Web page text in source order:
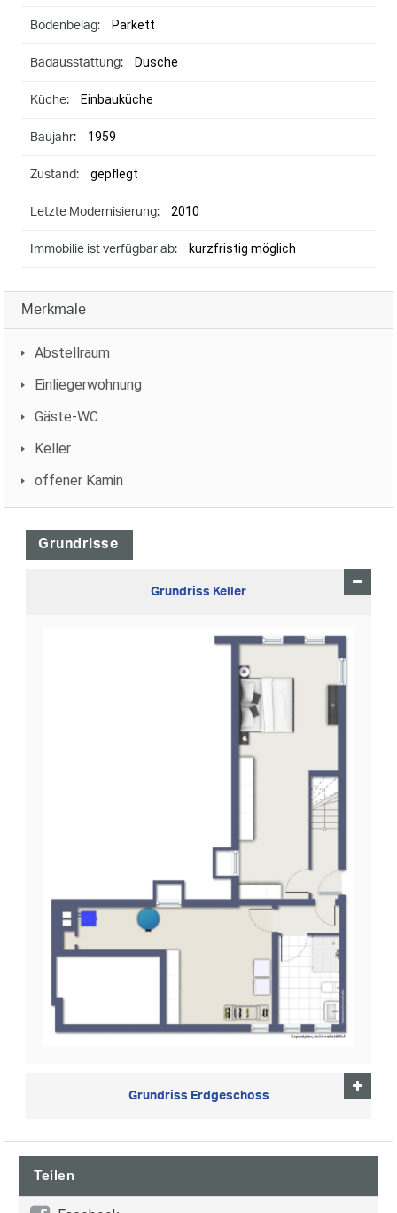
Bodenbelag: Parkett
Badausstattung: Dusche
Küche: Einbauküche
Baujahr: 1959
Zustand: gepflegt
Letzte Modernisierung: 2010
Immobilie ist verfügbar ab: kurzfristig möglich
Merkmale
Abstellraum
Einliegerwohnung
Gäste-WC
Keller
offener Kamin
Grundrisse
Grundriss Keller
Grundriss Erdgeschoss
Teilen